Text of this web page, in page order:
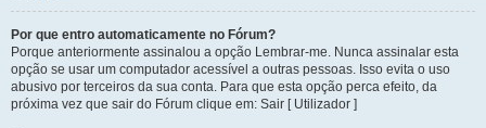
Por que entro automaticamente no Fórum?
Porque anteriormente assinalou a opção Lembrar-me. Nunca assinalar esta
opção se usar um computador acessível a outras pessoas. Isso evita o uso
abusivo por terceiros da sua conta. Para que esta opção perca efeito, da
próxima vez que sair do Fórum clique em: Sair [ Utilizador ]